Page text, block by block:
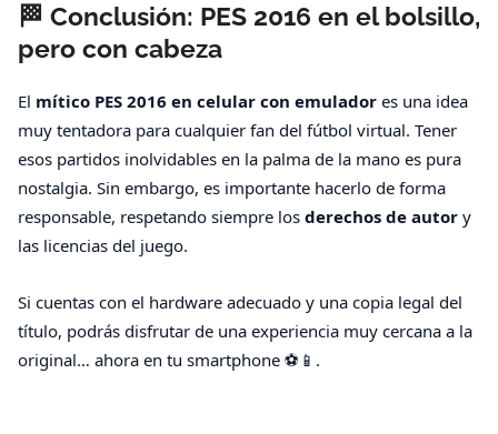
🏁 Conclusión: PES 2016 en el bolsillo,
pero con cabeza
El mítico PES 2016 en celular con emulador es una idea
muy tentadora para cualquier fan del fútbol virtual. Tener
esos partidos inolvidables en la palma de la mano es pura
nostalgia. Sin embargo, es importante hacerlo de forma
responsable, respetando siempre los derechos de autor y
las licencias del juego.
Si cuentas con el hardware adecuado y una copia legal del
título, podrás disfrutar de una experiencia muy cercana a la
original… ahora en tu smartphone ⚽📱.